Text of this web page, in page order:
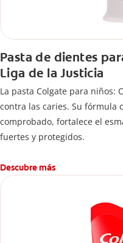
Pasta de dientes
Liga de la Justicia
La pasta Colgate para niños:
contra las caries. Su fórmula
comprobado, fortalece el
fuertes y protegidos.
Descubre más